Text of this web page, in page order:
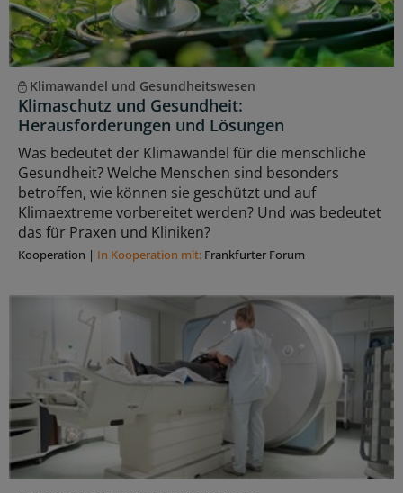
Klimawandel und Gesundheitswesen
Klimaschutz und Gesundheit:
Herausforderungen und Lösungen
Was bedeutet der Klimawandel für die menschliche
Gesundheit? Welche Menschen sind besonders
betroffen, wie können sie geschützt und auf
Klimaextreme vorbereitet werden? Und was bedeutet
das für Praxen und Kliniken?
Kooperation | In Kooperation mit: Frankfurter Forum